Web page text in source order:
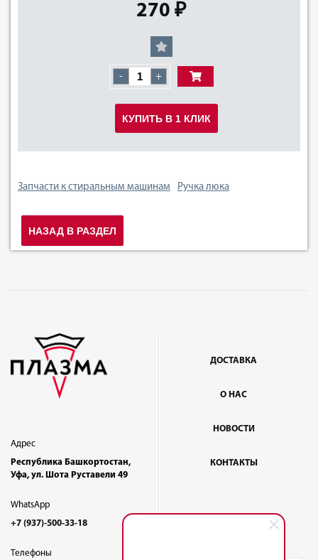
270 ₽
- +
КУПИТЬ В 1 КЛИК
Запчасти к стиральным машинам Ручка люка
НАЗАД В РАЗДЕЛ
Адрес
Республика Башкортостан,
Уфа, ул. Шота Руставели 49
WhatsApp
+7 (937)-500-33-18
Телефоны
ДОСТАВКА
О НАС
НОВОСТИ
КОНТАКТЫ